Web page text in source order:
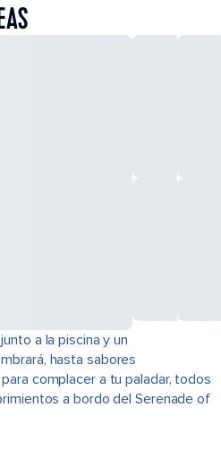
a la piscina y un
hasta sabores
complacer a tu paladar, todos
a bordo del Serenade of